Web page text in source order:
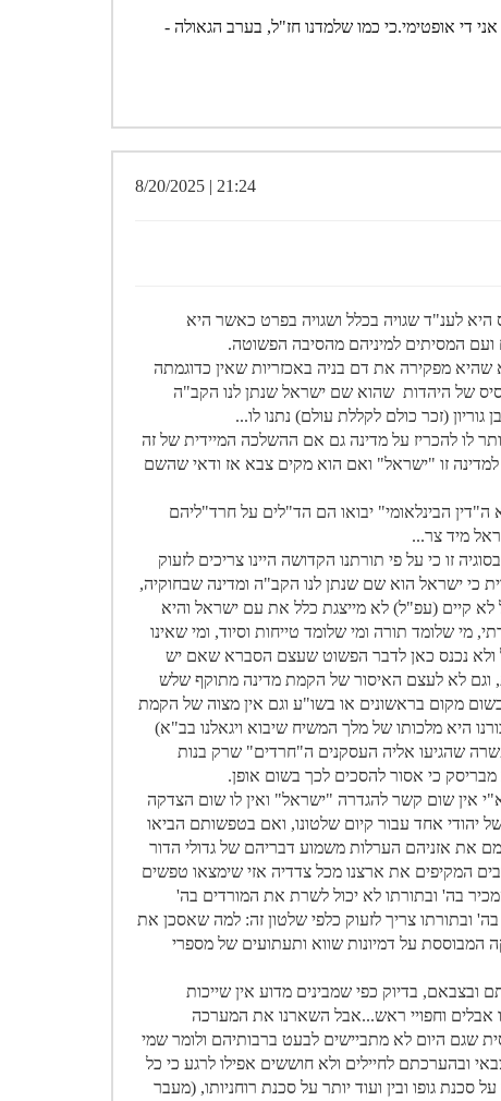
די אופטימי.כי כמו שלמדנו חז"ל, בערב הגאולה -
21:24 | 8/20/2025
היא לענ"ד שגויה בכלל ושגויה בפרט כאשר היא
ועם המסיתים למיניהם מהסיבה הפשוטה.
מפקירה את דם בניה באכזריות שאין כדוגמתה
של היהדות שהוא שם ישראל שנתן לנו הקב"ה
גוריון (זכר כולם לקללת עולם) נתנו לו...
לו להכריז על מדינה גם אם ההשלכה המיידית של זה
זו "ישראל" ואם הוא מקים צבא אז ודאי שהשם
הבינלאומי" יבואו הם הד"לים על חרד"ליהם
מיד צר...
זו כי על פי תורתנו הקדושה היינו צריכים לזעוק
כי ישראל הוא שם שנתן לנו הקב"ה ומדינה שבחוקיה,
קיים (עפ"ל) לא מייצגת כלל את עם ישראל והיא
מי שלומד תורה ומי שלומד טייחות וסיוד, ומי שאינו
ולא נכנס כאן לדבר הפשוט שעצם הסברא שאם יש
וגם לא לעצם האיסור של הקמת מדינה מתוקף שלש
מקום בראשונים או בשו"ע וגם אין מצוה של הקמת
היא מלכותו של מלך המשיח שיבוא ויגאלנו בב"א)
שהגיעו אליה העסקנים ה"חרדים" שרק בנות
מבריסק כי אסור להסכים לכך בשום אופן.
אין שום קשר להגדרה "ישראל" ואין לו שום הצדקה
יהודי אחד עבור קיום שלטונו, ואם בטפשותם הביאו
את אזניהם הערלות משמוע דבריהם של גדולי הדור
המקיפים את ארצנו מכל צדדיה אזי שימצאו טפשים
בה' ובתורתו לא יכול לשרת את המורדים בה'
ובתורתו צריך לזעוק כלפי שלטון זה: למה שאסכן את
המבוססת על דמיונות שווא ותעתועים של מספרי
ובצבאם, בדיוק כפי שמבינים מדוע אין שייכות
אבלים וחפויי ראש...אבל השארנו את המערכה
שגם היום לא מתביישים לבעט ברבותיהם ולומר שמי
ובהערכתם לחיילים ולא חוששים אפילו לרגע כי כל
גופו ובין ועוד יותר על סכנת רוחניותו, (מעבר